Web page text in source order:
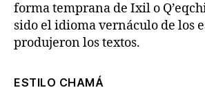
forma temprana de Ixil o
sido el idioma vernáculo de los
produjeron los textos.
ESTILO CHAMÁ